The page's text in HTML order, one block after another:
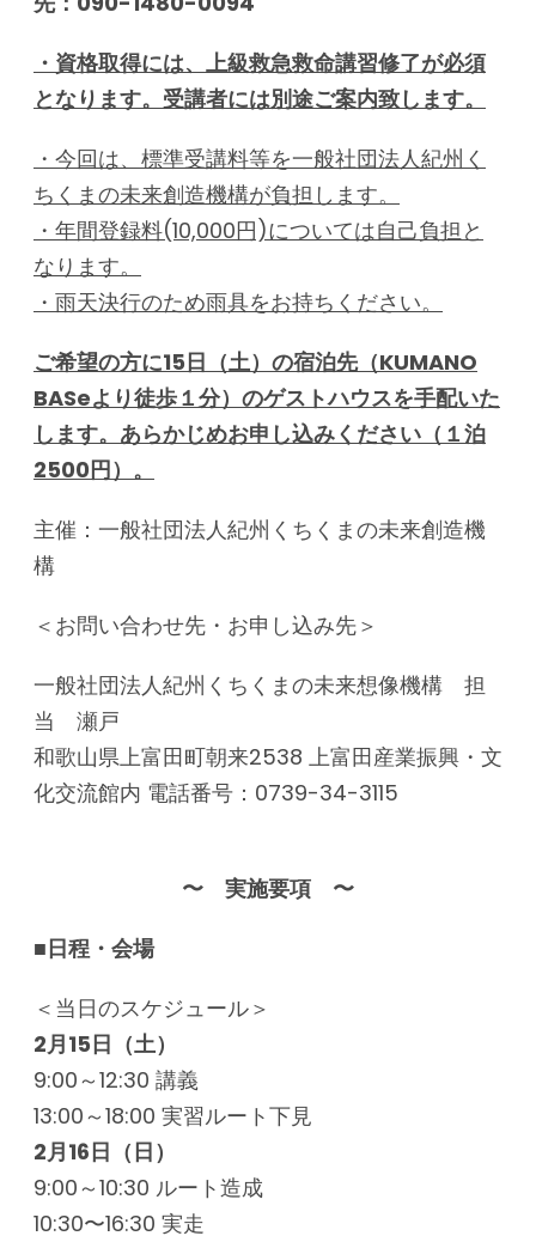
・資格取得には、上級救急救命講習修了が必須
となります。受講者には別途ご案内致します。
・今回は、標準受講料等を一般社団法人紀州く
ちくまの未来創造機構が負担します。
・年間登録料(10,000円)については自己負担と
なります。
・雨天決行のため雨具をお持ちください。
ご希望の方に15日（土）の宿泊先（KUMANO
BASeより徒歩１分）のゲストハウスを手配いた
します。あらかじめお申し込みください（１泊
2500円）。
主催：一般社団法人紀州くちくまの未来創造機
構
＜お問い合わせ先・お申し込み先＞
一般社団法人紀州くちくまの未来想像機構 担
当 瀬戸
和歌山県上富田町朝来2538 上富田産業振興・文
化交流館内 電話番号：0739-34-3115
〜 実施要項 〜
■日程・会場
＜当日のスケジュール＞
2月15日（土）
9:00～12:30 講義
13:00～18:00 実習ルート下見
2月16日（日）
9:00～10:30 ルート造成
10:30〜16:30 実走